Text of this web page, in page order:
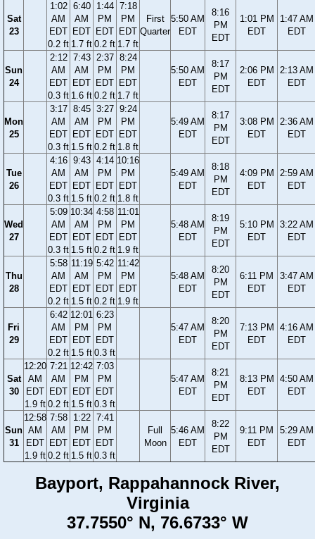
Sat
23
1:02
AM
EDT
0.2 ft
6:40
AM
EDT
1.7 ft
1:44
PM
EDT
0.2 ft
7:18
PM
EDT
1.7 ft
First
Quarter
5:50 AM
EDT
8:16
PM
EDT
1:01 PM
EDT
1:47 AM
EDT
Sun
24
2:12
AM
EDT
0.3 ft
7:43
AM
EDT
1.6 ft
2:37
PM
EDT
0.2 ft
8:24
PM
EDT
1.7 ft
5:50 AM
EDT
8:17
PM
EDT
2:06 PM
EDT
2:13 AM
EDT
Mon
25
3:17
AM
EDT
0.3 ft
8:45
AM
EDT
1.5 ft
3:27
PM
EDT
0.2 ft
9:24
PM
EDT
1.8 ft
5:49 AM
EDT
8:17
PM
EDT
3:08 PM
EDT
2:36 AM
EDT
Tue
26
4:16
AM
EDT
0.3 ft
9:43
AM
EDT
1.5 ft
4:14
PM
EDT
0.2 ft
10:16
PM
EDT
1.8 ft
5:49 AM
EDT
8:18
PM
EDT
4:09 PM
EDT
2:59 AM
EDT
Wed
27
5:09
AM
EDT
0.3 ft
10:34
AM
EDT
1.5 ft
4:58
PM
EDT
0.2 ft
11:01
PM
EDT
1.9 ft
5:48 AM
EDT
8:19
PM
EDT
5:10 PM
EDT
3:22 AM
EDT
Thu
28
5:58
AM
EDT
0.2 ft
11:19
AM
EDT
1.5 ft
5:42
PM
EDT
0.2 ft
11:42
PM
EDT
1.9 ft
5:48 AM
EDT
8:20
PM
EDT
6:11 PM
EDT
3:47 AM
EDT
Fri
29
6:42
AM
EDT
0.2 ft
12:01
PM
EDT
1.5 ft
6:23
PM
EDT
0.3 ft
5:47 AM
EDT
8:20
PM
EDT
7:13 PM
EDT
4:16 AM
EDT
Sat
30
12:20
AM
EDT
1.9 ft
7:21
AM
EDT
0.2 ft
12:42
PM
EDT
1.5 ft
7:03
PM
EDT
0.3 ft
5:47 AM
EDT
8:21
PM
EDT
8:13 PM
EDT
4:50 AM
EDT
Sun
31
12:58
AM
EDT
1.9 ft
7:58
AM
EDT
0.2 ft
1:22
PM
EDT
1.5 ft
7:41
PM
EDT
0.3 ft
Full
Moon
5:46 AM
EDT
8:22
PM
EDT
9:11 PM
EDT
5:29 AM
EDT
Bayport, Rappahannock River,
Virginia
37.7550° N, 76.6733° W